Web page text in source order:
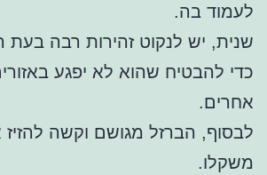
לעמוד בה.
שנית, יש לנקוט זהירות רבה בעת
כדי להבטיח שהוא לא יפגע
אחרים.
לבסוף, הברזל מגושם וקשה
משקלו.